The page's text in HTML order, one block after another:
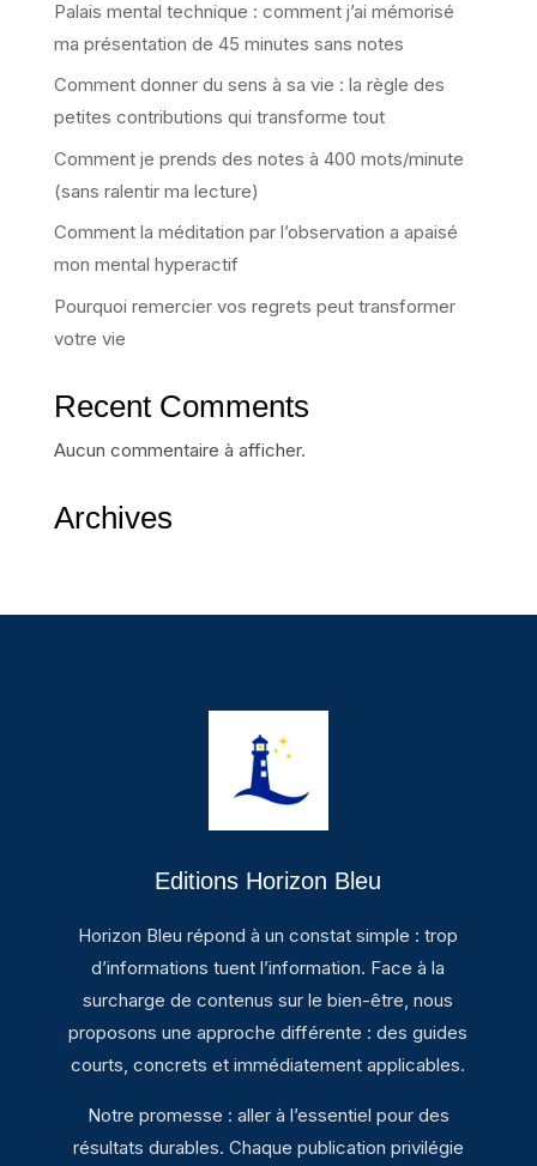
Palais mental technique : comment j’ai mémorisé
ma présentation de 45 minutes sans notes
Comment donner du sens à sa vie : la règle des
petites contributions qui transforme tout
Comment je prends des notes à 400 mots/minute
(sans ralentir ma lecture)
Comment la méditation par l’observation a apaisé
mon mental hyperactif
Pourquoi remercier vos regrets peut transformer
votre vie
Recent Comments
Aucun commentaire à afficher.
Archives
Editions Horizon Bleu
Horizon Bleu répond à un constat simple : trop
d’informations tuent l’information. Face à la
surcharge de contenus sur le bien-être, nous
proposons une approche différente : des guides
courts, concrets et immédiatement applicables.
Notre promesse : aller à l’essentiel pour des
résultats durables. Chaque publication privilégie